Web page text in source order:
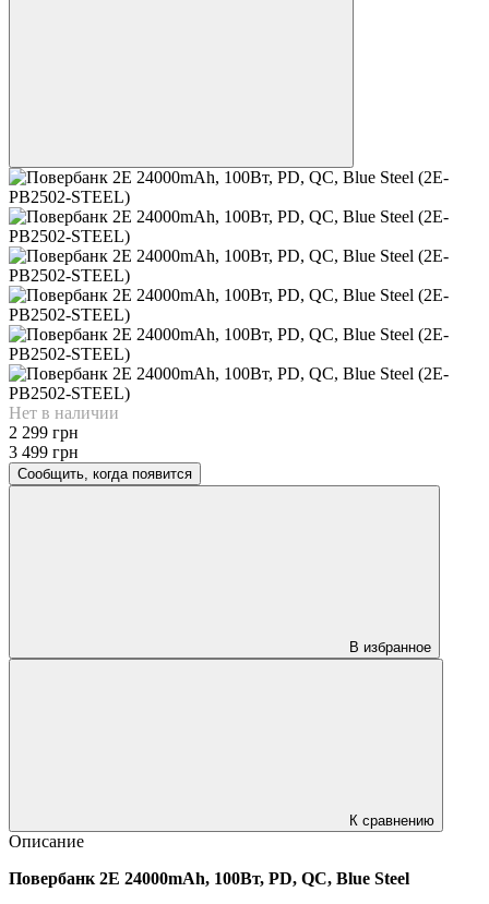
Нет в наличии
2 299 грн
3 499 грн
Сообщить, когда появится
В избранное
К сравнению
Описание
Повербанк 2E 24000mAh, 100Вт, PD, QC, Blue Steel